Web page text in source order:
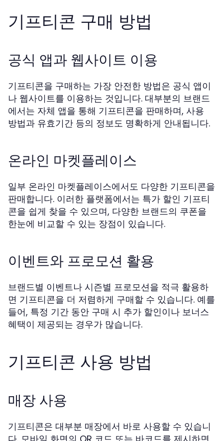
기프티콘 구매 방법
공식 앱과 웹사이트 이용
기프티콘을 구매하는 가장 안전한 방법은 공식 앱이
나 웹사이트를 이용하는 것입니다. 대부분의 브랜드
에서는 자체 앱을 통해 기프티콘을 판매하며, 사용
방법과 유효기간 등의 정보도 명확하게 안내됩니다.
온라인 마켓플레이스
일부 온라인 마켓플레이스에서도 다양한 기프티콘을
판매합니다. 이러한 플랫폼에서는 특가 할인 기프티
콘을 쉽게 찾을 수 있으며, 다양한 브랜드의 쿠폰을
한눈에 비교할 수 있는 장점이 있습니다.
이벤트와 프로모션 활용
브랜드별 이벤트나 시즌별 프로모션을 적극 활용하
면 기프티콘을 더 저렴하게 구매할 수 있습니다. 예를
들어, 특정 기간 동안 구매 시 추가 할인이나 보너스
혜택이 제공되는 경우가 많습니다.
기프티콘 사용 방법
매장 사용
기프티콘은 대부분 매장에서 바로 사용할 수 있습니